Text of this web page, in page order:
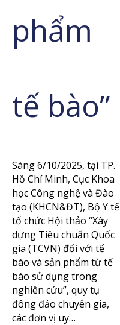
phẩm
tế bào”
Sáng 6/10/2025, tại TP.
Hồ Chí Minh, Cục Khoa
học Công nghệ và Đào
tạo (KHCN&ĐT), Bộ Y tế
tổ chức Hội thảo “Xây
dựng Tiêu chuẩn Quốc
gia (TCVN) đối với tế
bào và sản phẩm từ tế
bào sử dụng trong
nghiên cứu”, quy tụ
đông đảo chuyên gia,
các đơn vị uy…